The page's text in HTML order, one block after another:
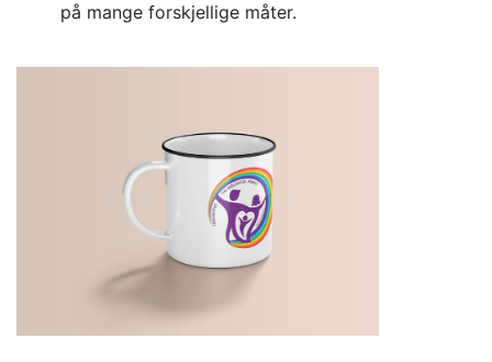
på mange forskjellige måter.